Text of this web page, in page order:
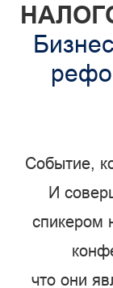
Событие,
И
спикером
что они